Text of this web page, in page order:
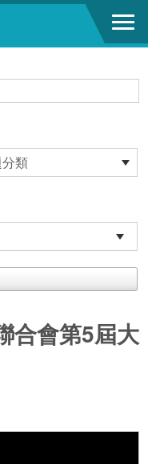
合會第5屆大